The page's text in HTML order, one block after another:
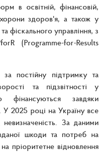
в освітній, фінансовій,
здоров'я, а також у
фіскального управління, з
(Programme-for-Results
постійну підтримку та
та підзвітності у
фінансуються завдяки
У 2025 році на Україну все
За даними
шкоди та потреб на
пріоритетне відновлення